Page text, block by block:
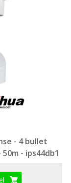
- 4 bullet
- ips44db1